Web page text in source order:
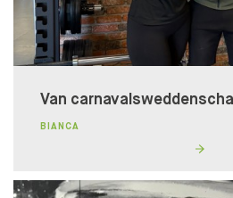
Van
BIANCA